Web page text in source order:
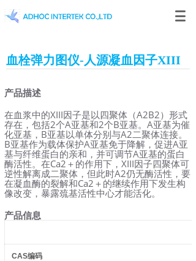
血栓弹力图仪-人源凝血因子XIII
产品描述
在血浆中的XIII因子是以四聚体（A2B2）形式
存在，包括2个A亚基和2个B亚基。A亚基为催
化亚基，B亚基以单体分别与A2二聚体连接。
B亚基作为载体保护A亚基免于降解，促进A亚
基与纤维蛋白的亲和，并可调节A亚基的蛋白
酶活性。在Ca2＋的作用下，XIII因子四聚体可
逆性解离成二聚体，但此时A2仍无酶活性，要
在凝血酶的裂解和Ca2＋的继续作用下发生构
像改变，暴露巯基活性中心才能活化。
产品信息
CAS编码